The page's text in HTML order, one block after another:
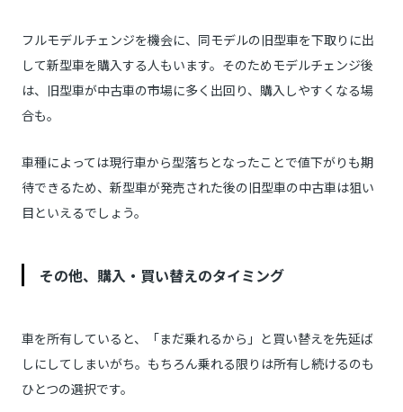
フルモデルチェンジを機会に、同モデルの旧型車を下取りに出
して新型車を購入する人もいます。そのためモデルチェンジ後
は、旧型車が中古車の市場に多く出回り、購入しやすくなる場
合も。
車種によっては現行車から型落ちとなったことで値下がりも期
待できるため、新型車が発売された後の旧型車の中古車は狙い
目といえるでしょう。
その他、購入・買い替えのタイミング
車を所有していると、「まだ乗れるから」と買い替えを先延ば
しにしてしまいがち。もちろん乗れる限りは所有し続けるのも
ひとつの選択です。